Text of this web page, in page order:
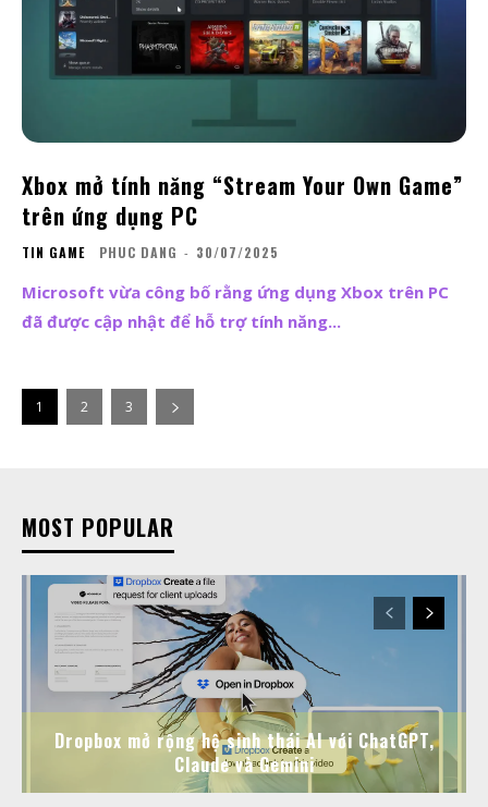
Xbox mở tính năng “Stream Your Own Game”
trên ứng dụng PC
TIN GAME PHUC DANG - 30/07/2025
Microsoft vừa công bố rằng ứng dụng Xbox trên PC
đã được cập nhật để hỗ trợ tính năng...
1 2 3
MOST POPULAR
Dropbox mở rộng hệ sinh thái AI với ChatGPT,
Claude và Gemini